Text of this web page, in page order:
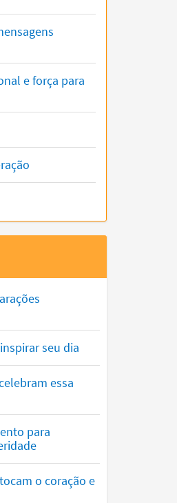
e força para
seu dia
essa
para
o coração e